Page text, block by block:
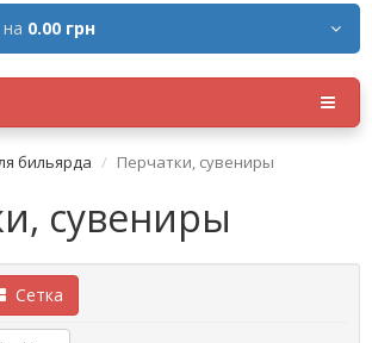
на 0.00 грн
бильярда Перчатки, сувениры
сувениры
Сетка